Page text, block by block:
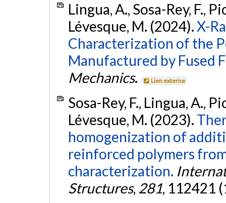
Lingua, A., Sosa-Rey, F.,
Lévesque, M. (2024).X-
Characterization of the
Manufactured by Fused
Mechanics. Lien externe
Sosa-Rey, F., Lingua, A.,
Lévesque, M. (2023).
homogenization of
reinforced polymers
characterization.
Structures, 281, 112421